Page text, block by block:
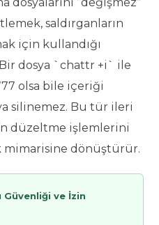
saldırganların
için kullandığı
dosya `chattr +i` ile
olsa bile içeriği
silinemez. Bu tür ileri
düzeltme işlemlerini
dönüştürür.
Güvenliği ve İzin